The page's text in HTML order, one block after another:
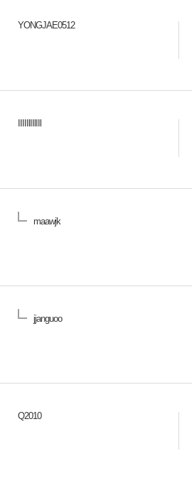
YONGJAE0512
maawjk
jjanguoo
Q2010